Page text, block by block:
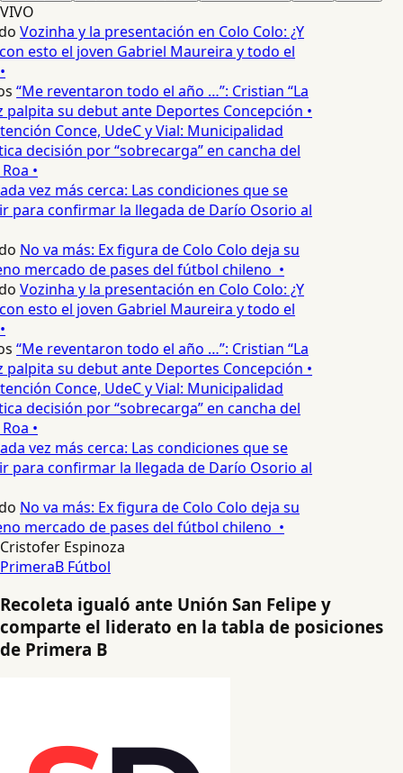
VIVO
Vozinha y la presentación en Colo Colo: ¿Y
esto el joven Gabriel Maureira y todo el
“Me reventaron todo el año …”: Cristian “La
su debut ante Deportes Concepción •
Conce, UdeC y Vial: Municipalidad
decisión por “sobrecarga” en cancha del
•
vez más cerca: Las condiciones que se
para confirmar la llegada de Darío Osorio al
No va más: Ex figura de Colo Colo deja su
mercado de pases del fútbol chileno •
Vozinha y la presentación en Colo Colo: ¿Y
esto el joven Gabriel Maureira y todo el
“Me reventaron todo el año …”: Cristian “La
su debut ante Deportes Concepción •
Conce, UdeC y Vial: Municipalidad
decisión por “sobrecarga” en cancha del
•
vez más cerca: Las condiciones que se
para confirmar la llegada de Darío Osorio al
No va más: Ex figura de Colo Colo deja su
mercado de pases del fútbol chileno •
Cristofer Espinoza
PrimeraB Fútbol
Recoleta igualó ante Unión San Felipe y
comparte el liderato en la tabla de posiciones
de Primera B